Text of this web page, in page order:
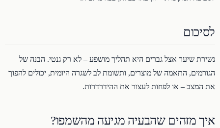
לסיכום
נשירת שיער אצל גברים היא תהליך מושפע – לא רק גנטי. הבנה של
הגורמים, התאמה של מוצרים, ותשומת לב לשגרה היומית, יכולים להפוך
את המצב – או לפחות לעצור את ההידרדרות.
איך מזהים שהבעיה מגיעה מהשמפו?